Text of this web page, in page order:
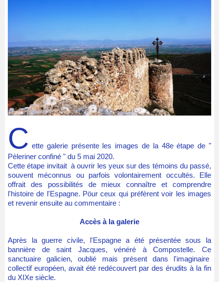
C ette galerie présente les images de la 48e étape de "
Pèleriner confiné " du 5 mai 2020.
Cette étape invitait à ouvrir les yeux sur des témoins du passé,
souvent méconnus ou parfois volontairement occultés. Elle
offrait des possibilités de mieux connaître et comprendre
l'histoire de l'Espagne. Pöur ceux qui préfèrent voir les images
et revenir ensuite au commentaire :
Accès à la galerie
Après la guerre civile, l'Espagne a été présentée sous la
bannière de saint Jacques, vénéré à Compostelle. Ce
sanctuaire galicien, oublié mais présent dans l'imaginaire
collectif européen, avait été redécouvert par des érudits à la fin
du XIXe siècle.